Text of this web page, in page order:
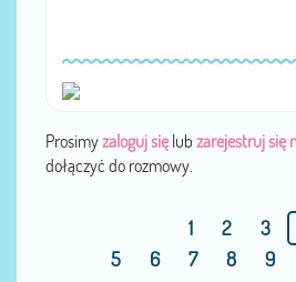
Prosimyzaloguj sięlub zarejestruj się
dołączyć do rozmowy.
1 2 3
5
6 7 8 9